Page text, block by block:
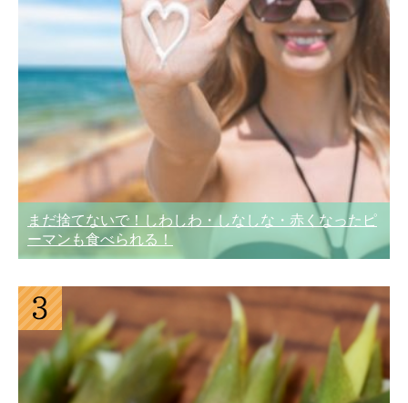
まだ捨てないで！しわしわ・しなしな・赤くなったピ
ーマンも食べられる！